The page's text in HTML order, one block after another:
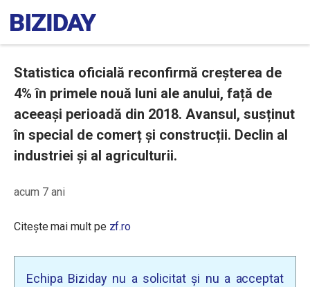
Statistica oficială reconfirmă creșterea de
4% în primele nouă luni ale anului, față de
aceeași perioadă din 2018. Avansul, susținut
în special de comerț și construcții. Declin al
industriei și al agriculturii.
acum 7 ani
Citește mai mult pe zf.ro
Echipa Biziday nu a solicitat și nu a acceptat